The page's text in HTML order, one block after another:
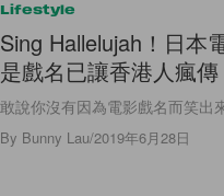
Lifestyle
Sing Hallelujah！日本
是戲名已讓香港人瘋傳
敢說你沒有因為電影戲名而笑出
By Bunny Lau/2019年6月28日